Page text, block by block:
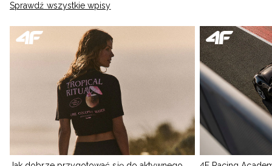
Sprawdź wszystkie wpisy